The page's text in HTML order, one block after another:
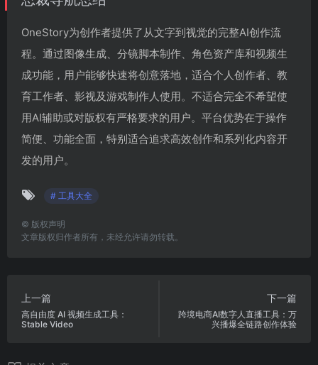
OneStory为创作者提供了从文字到视觉的完整AI创作流
程。通过图像生成、分镜脚本制作、角色资产库和视频生
成功能，用户能够快速将创意落地，适合个人创作者、教
育工作者、影视及游戏制作人使用。不适合完全不希望使
用AI辅助或对版权有严格要求的用户。平台优势在于操作
简便、功能全面，特别适合追求高效创作和系列化内容开
发的用户。
# 工具大全
© 版权声明
文章版权归作者所有，未经允许请勿转载。
上一篇
高自由度 AI 视频生成工具：
Stable Video
下一篇
跨境电商AI数字人直播工具：万
兴播爆全链路创作体验